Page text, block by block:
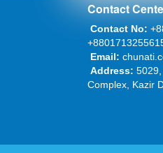
Contact
Contact No:
Email:
Address:
Complex, Kazir